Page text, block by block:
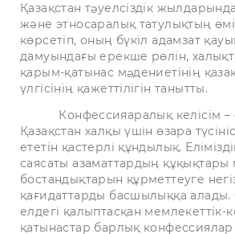
Қазақстан тəуелсіздік
және этносаралық татулықтың
көрсетіп, оның бүкіл адамзат
дамуындағы ерекше рөлін,
қарым-қатынас мəдениетінің
үлгісінің қажеттілігін танытты.
Конфессияаралық келісім –
Қазақстан халқы үшін өзара
ететін қастерлі құндылық.
саясаты азаматтардың құқықтары
бостандықтарын құрметтеуге
қағидаттарды басшылыққа алады.
елдегі қалыптасқан
қатынастар барлық